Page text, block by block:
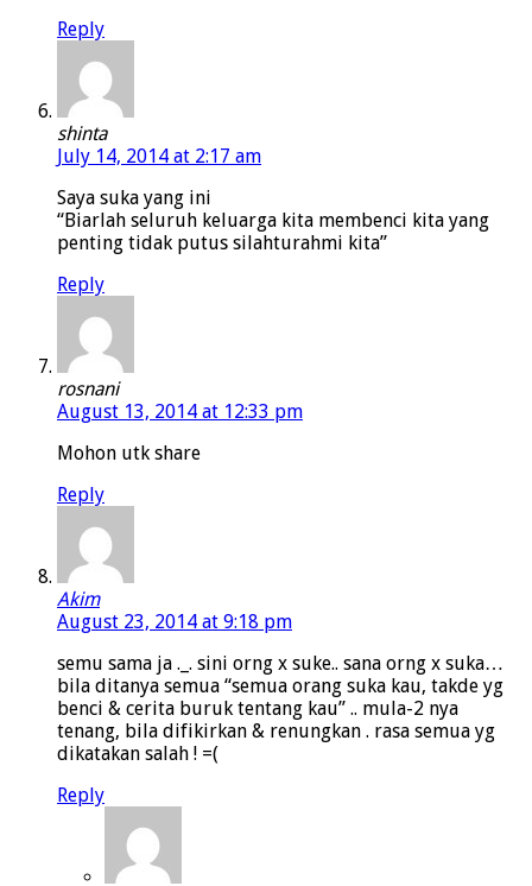
Reply
shinta
July 14, 2014 at 2:17 am
Saya suka yang ini
“Biarlah seluruh keluarga kita membenci kita yang
penting tidak putus silahturahmi kita”
Reply
rosnani
August 13, 2014 at 12:33 pm
Mohon utk share
Reply
Akim
August 23, 2014 at 9:18 pm
semu sama ja ._. sini orng x suke.. sana orng x suka…
bila ditanya semua “semua orang suka kau, takde yg
benci & cerita buruk tentang kau” .. mula-2 nya
tenang, bila difikirkan & renungkan . rasa semua yg
dikatakan salah ! =(
Reply